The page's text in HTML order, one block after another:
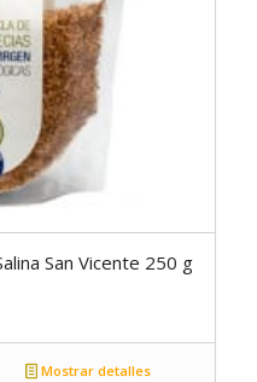
San Vicente 250 g
Mostrar detalles